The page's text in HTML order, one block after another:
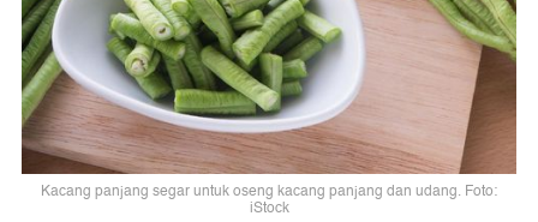
Kacang panjang segar untuk oseng kacang panjang dan udang. Foto:
iStock